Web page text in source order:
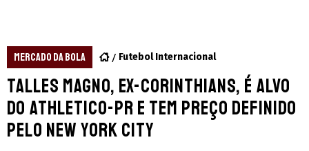
MERCADO DA BOLA Futebol Internacional
Talles Magno, ex-Corinthians, é alvo
do Athletico-PR e tem preço definido
pelo New York City